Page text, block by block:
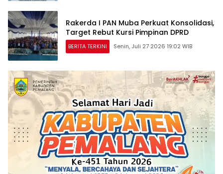
Rakerda I PAN Muba Perkuat Konsolidasi,
Target Rebut Kursi Pimpinan DPRD
BERITA TERKINI Senin, Juli 27 2026 19:02 WIB